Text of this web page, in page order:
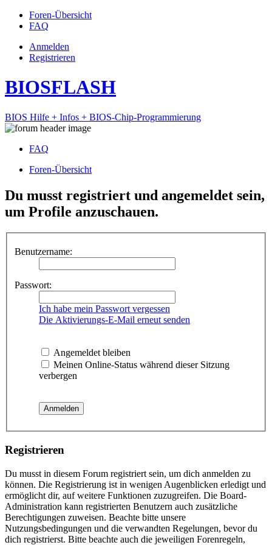
Foren-Übersicht
FAQ
Anmelden
Registrieren
BIOSFLASH
BIOS Hilfe + Infos + BIOS-Chip-Programmierung
FAQ
Foren-Übersicht
Du musst registriert und angemeldet sein,
um Profile anzuschauen.
Benutzername:
Passwort:
Ich habe mein Passwort vergessen
Die Aktivierungs-E-Mail erneut senden
Angemeldet bleiben
Meinen Online-Status während dieser Sitzung
verbergen
Registrieren
Du musst in diesem Forum registriert sein, um dich anmelden zu
können. Die Registrierung ist in wenigen Augenblicken erledigt und
ermöglicht dir, auf weitere Funktionen zuzugreifen. Die Board-
Administration kann registrierten Benutzern auch zusätzliche
Berechtigungen zuweisen. Beachte bitte unsere
Nutzungsbedingungen und die verwandten Regelungen, bevor du
dich registrierst. Bitte beachte auch die jeweiligen Forenregeln,